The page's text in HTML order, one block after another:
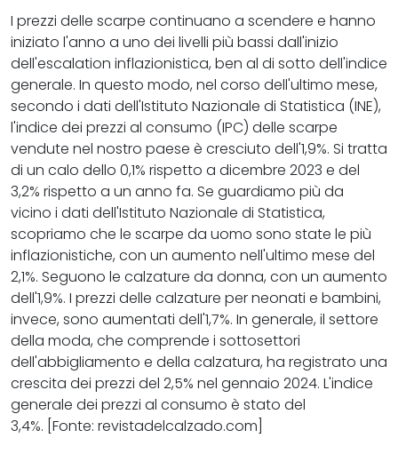
I prezzi delle scarpe continuano a scendere e hanno
iniziato l'anno a uno dei livelli più bassi dall'inizio
dell'escalation inflazionistica, ben al di sotto dell'indice
generale. In questo modo, nel corso dell'ultimo mese,
secondo i dati dell'Istituto Nazionale di Statistica (INE),
l'indice dei prezzi al consumo (IPC) delle scarpe
vendute nel nostro paese è cresciuto dell'1,9%. Si tratta
di un calo dello 0,1% rispetto a dicembre 2023 e del
3,2% rispetto a un anno fa. Se guardiamo più da
vicino i dati dell'Istituto Nazionale di Statistica,
scopriamo che le scarpe da uomo sono state le più
inflazionistiche, con un aumento nell'ultimo mese del
2,1%. Seguono le calzature da donna, con un aumento
dell'1,9%. I prezzi delle calzature per neonati e bambini,
invece, sono aumentati dell'1,7%. In generale, il settore
della moda, che comprende i sottosettori
dell'abbigliamento e della calzatura, ha registrato una
crescita dei prezzi del 2,5% nel gennaio 2024. L'indice
generale dei prezzi al consumo è stato del
3,4%. [Fonte: revistadelcalzado.com]